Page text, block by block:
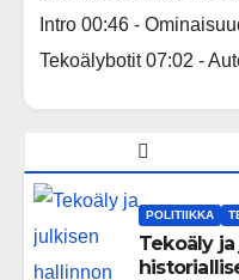
Intro 00:46 -
Tekoälybotit 07:02 -
POLITIIKKA
Tekoäly